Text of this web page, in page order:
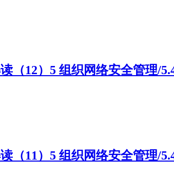
（12）5 组织网络安全管理/
（11）5 组织网络安全管理/